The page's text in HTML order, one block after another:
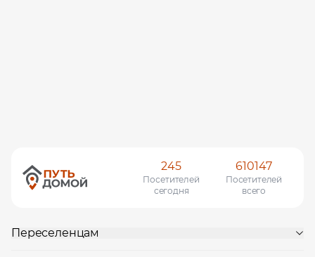
245
Посетителей
сегодня
610147
Посетителей
всего
Переселенцам